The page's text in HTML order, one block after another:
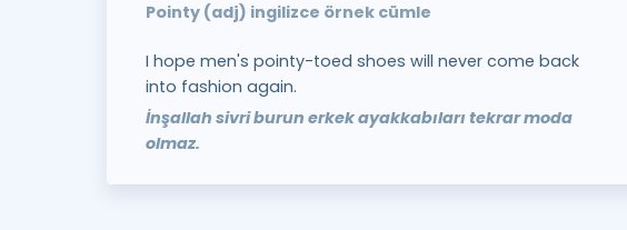
Pointy (adj) ingilizce örnek cümle
I hope men's pointy-toed shoes will never come back
into fashion again.
İnşallah sivri burun erkek ayakkabıları tekrar moda
olmaz.